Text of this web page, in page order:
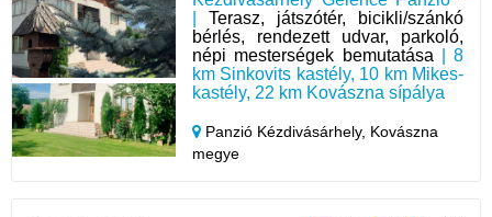
|Terasz, játszótér, bicikli/szánkó
bérlés, rendezett udvar, parkoló,
népi mesterségek bemutatása | 8
km Sinkovits kastély, 10 km Mikes-
kastély, 22 km Kovászna sípálya
Panzió Kézdivásárhely, Kovászna
megye